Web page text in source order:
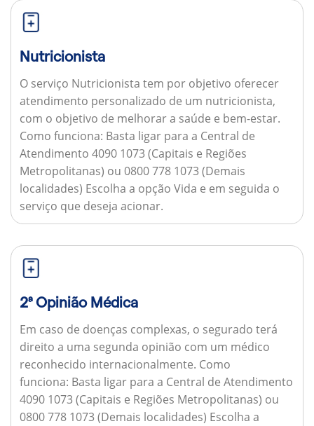
Nutricionista
O serviço Nutricionista tem por objetivo oferecer
atendimento personalizado de um nutricionista,
com o objetivo de melhorar a saúde e bem-estar.
Como funciona: Basta ligar para a Central de
Atendimento 4090 1073 (Capitais e Regiões
Metropolitanas) ou 0800 778 1073 (Demais
localidades) Escolha a opção Vida e em seguida o
serviço que deseja acionar.
2ª Opinião Médica
Em caso de doenças complexas, o segurado terá
direito a uma segunda opinião com um médico
reconhecido internacionalmente. Como
funciona: Basta ligar para a Central de Atendimento
4090 1073 (Capitais e Regiões Metropolitanas) ou
0800 778 1073 (Demais localidades) Escolha a